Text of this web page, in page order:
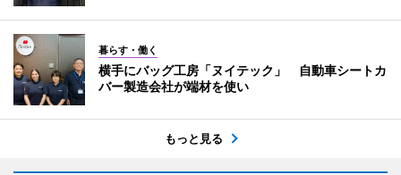
暮らす・働く
横手にバッグ工房「ヌイテック」 自動車シートカ
バー製造会社が端材を使い
もっと見る